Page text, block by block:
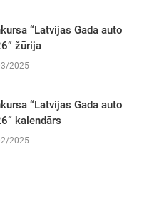
“Latvijas Gada auto
žūrija
2025
“Latvijas Gada auto
kalendārs
2025